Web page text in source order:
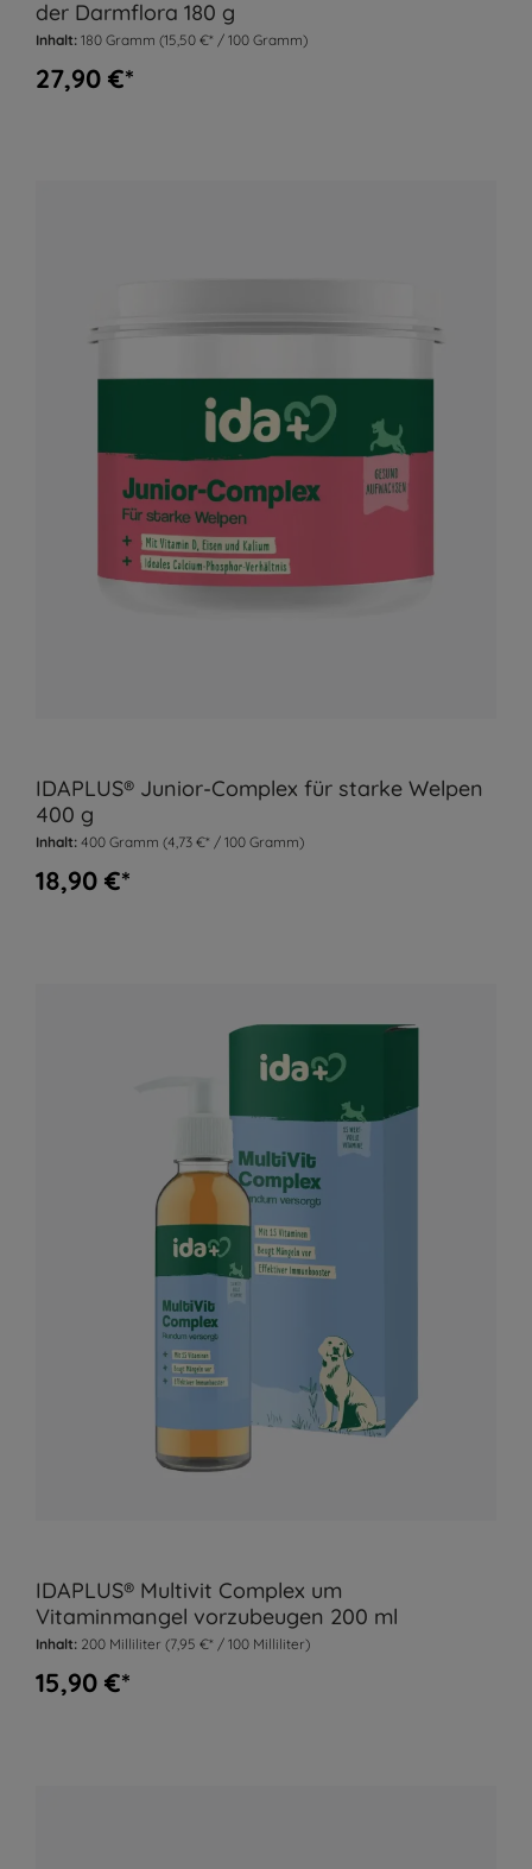
der Darmflora 180 g
Inhalt: 180 Gramm (15,50 €* / 100 Gramm)
27,90 €*
IDAPLUS® Junior-Complex für starke Welpen
400 g
Inhalt: 400 Gramm (4,73 €* / 100 Gramm)
18,90 €*
IDAPLUS® Multivit Complex um
Vitaminmangel vorzubeugen 200 ml
Inhalt: 200 Milliliter (7,95 €* / 100 Milliliter)
15,90 €*